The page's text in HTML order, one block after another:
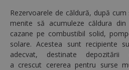
Rezervoarele de căldură, după
menite să acumuleze căldura
cazane pe combustibil solid,
solare.Acestea sunt recipiente
adecvat, destinate
a crescut cererea pentru surse